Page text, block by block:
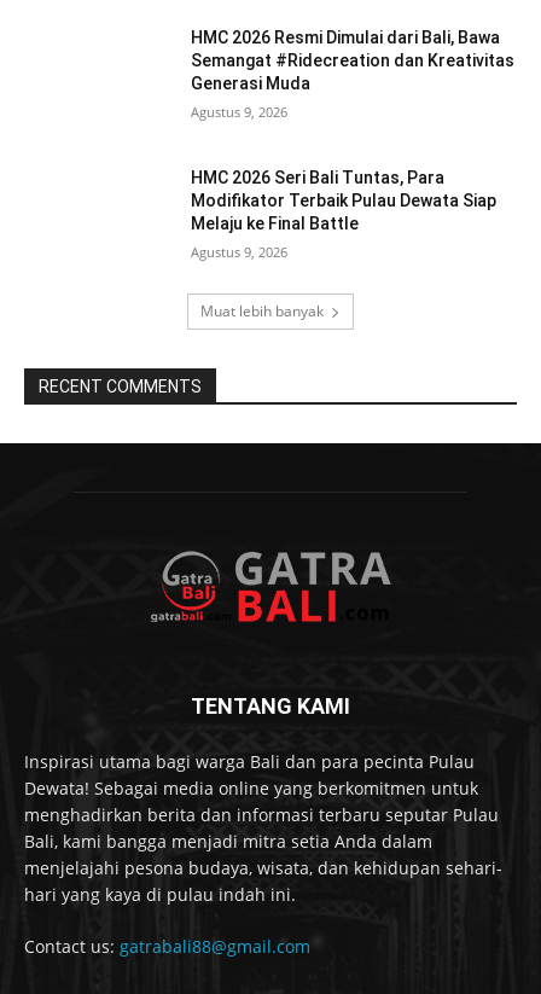
HMC 2026 Resmi Dimulai dari Bali, Bawa
Semangat #Ridecreation dan Kreativitas
Generasi Muda
Agustus 9, 2026
HMC 2026 Seri Bali Tuntas, Para
Modifikator Terbaik Pulau Dewata Siap
Melaju ke Final Battle
Agustus 9, 2026
Muat lebih banyak
RECENT COMMENTS
TENTANG KAMI
Inspirasi utama bagi warga Bali dan para pecinta Pulau
Dewata! Sebagai media online yang berkomitmen untuk
menghadirkan berita dan informasi terbaru seputar Pulau
Bali, kami bangga menjadi mitra setia Anda dalam
menjelajahi pesona budaya, wisata, dan kehidupan sehari-
hari yang kaya di pulau indah ini.
Contact us: gatrabali88@gmail.com